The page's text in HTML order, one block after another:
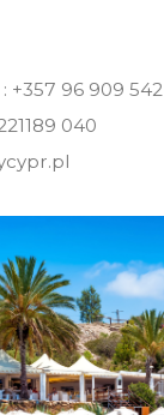
+357 96 909 542
040